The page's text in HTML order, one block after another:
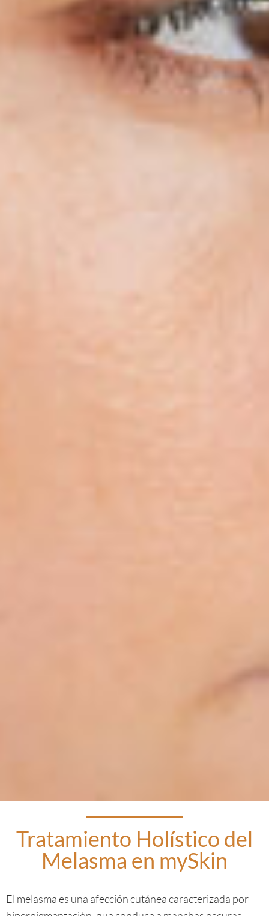
Tratamiento Holístico del
Melasma en mySkin
El melasma es una afección cutánea caracterizada por